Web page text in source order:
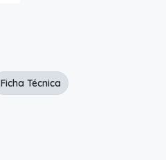
Ficha Técnica